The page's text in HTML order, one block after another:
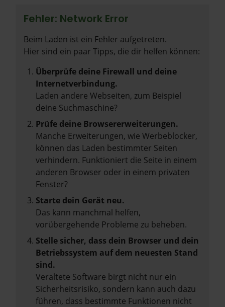
Fehler: Network Error
Beim Laden ist ein Fehler aufgetreten.
Hier sind ein paar Tipps, die dir helfen können:
Überprüfe deine Firewall und deine
Internetverbindung.
Laden andere Webseiten, zum Beispiel
deine Suchmaschine?
Prüfe deine Browsererweiterungen.
Manche Erweiterungen, wie Werbeblocker,
können das Laden bestimmter Seiten
verhindern. Funktioniert die Seite in einem
anderen Browser oder in einem privaten
Fenster?
Starte dein Gerät neu.
Das kann manchmal helfen,
vorübergehende Probleme zu beheben.
Stelle sicher, dass dein Browser und dein
Betriebssystem auf dem neuesten Stand
sind.
Veraltete Software birgt nicht nur ein
Sicherheitsrisiko, sondern kann auch dazu
führen, dass bestimmte Funktionen nicht